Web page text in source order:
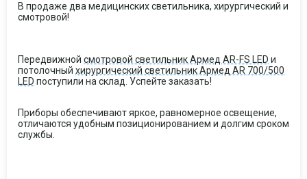
В продаже два медицинских светильника, хирургический и
смотровой!
Передвижной смотровой светильник Армед AR-FS LED и
потолочный хирургический светильник Армед AR 700/500
LED поступили на склад. Успейте заказать!
Приборы обеспечивают яркое, равномерное освещение,
отличаются удобным позиционированием и долгим сроком
службы.